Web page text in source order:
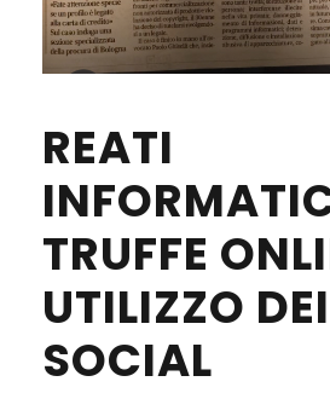
REATI
TRUFFE
UTILIZZO DEI
SOCIAL